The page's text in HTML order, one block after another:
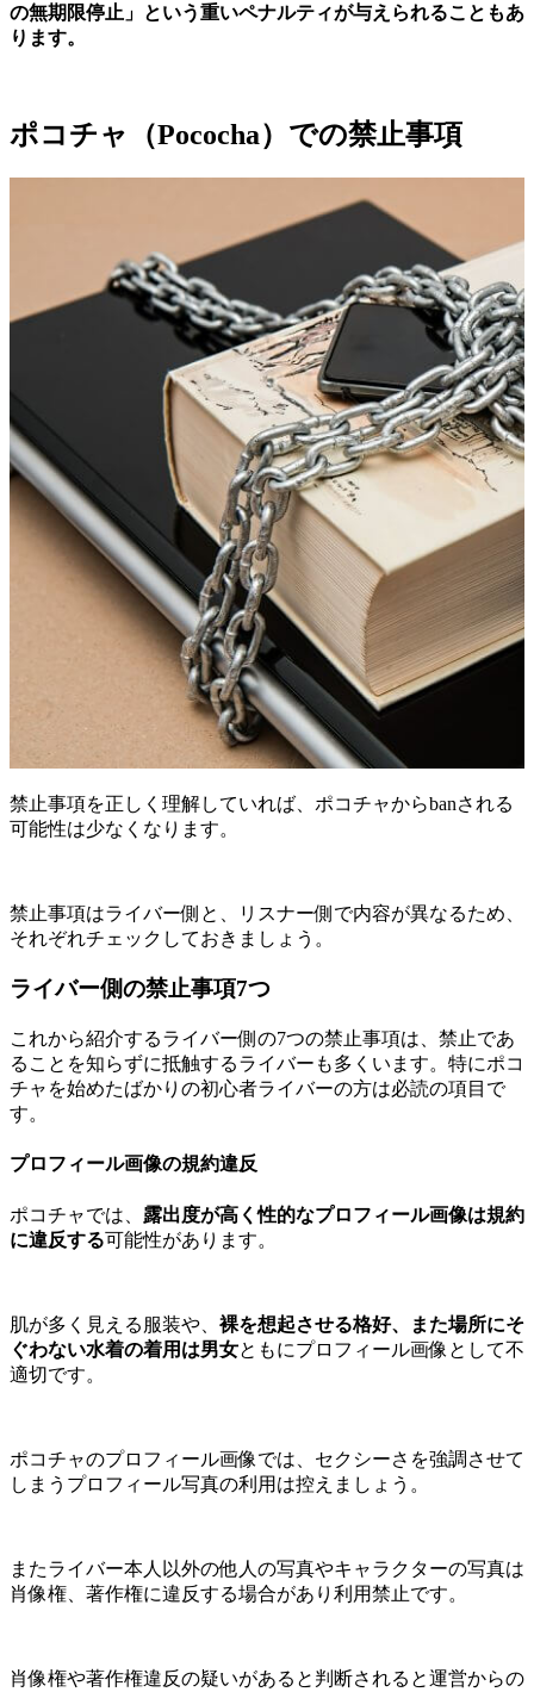
の無期限停止」という重いペナルティが与えられることもあ
ります。
ポコチャ（Pococha）での禁止事項
禁止事項を正しく理解していれば、ポコチャからbanされる
可能性は少なくなります。
禁止事項はライバー側と、リスナー側で内容が異なるため、
それぞれチェックしておきましょう。
ライバー側の禁止事項7つ
これから紹介するライバー側の7つの禁止事項は、禁止であ
ることを知らずに抵触するライバーも多くいます。特にポコ
チャを始めたばかりの初心者ライバーの方は必読の項目で
す。
プロフィール画像の規約違反
ポコチャでは、 露出度が高く性的なプロフィール画像は規約
に違反する可能性があります。
肌が多く見える服装や、 裸を想起させる格好、また場所にそ
ぐわない水着の着用は男女ともにプロフィール画像として不
適切です。
ポコチャのプロフィール画像では、セクシーさを強調させて
しまうプロフィール写真の利用は控えましょう。
またライバー本人以外の他人の写真やキャラクターの写真は
肖像権、著作権に違反する場合があり利用禁止です。
肖像権や著作権違反の疑いがあると判断されると運営からの